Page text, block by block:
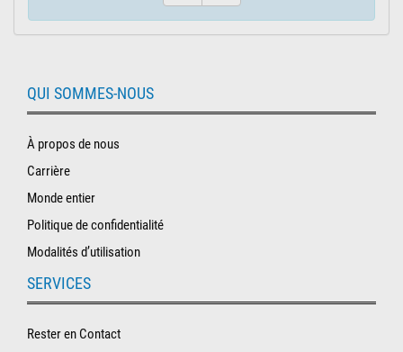
QUI SOMMES-NOUS
À propos de nous
Carrière
Monde entier
Politique de confidentialité
Modalités d’utilisation
SERVICES
Rester en Contact